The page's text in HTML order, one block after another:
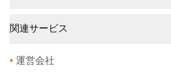
関連サービス
• 運営会社